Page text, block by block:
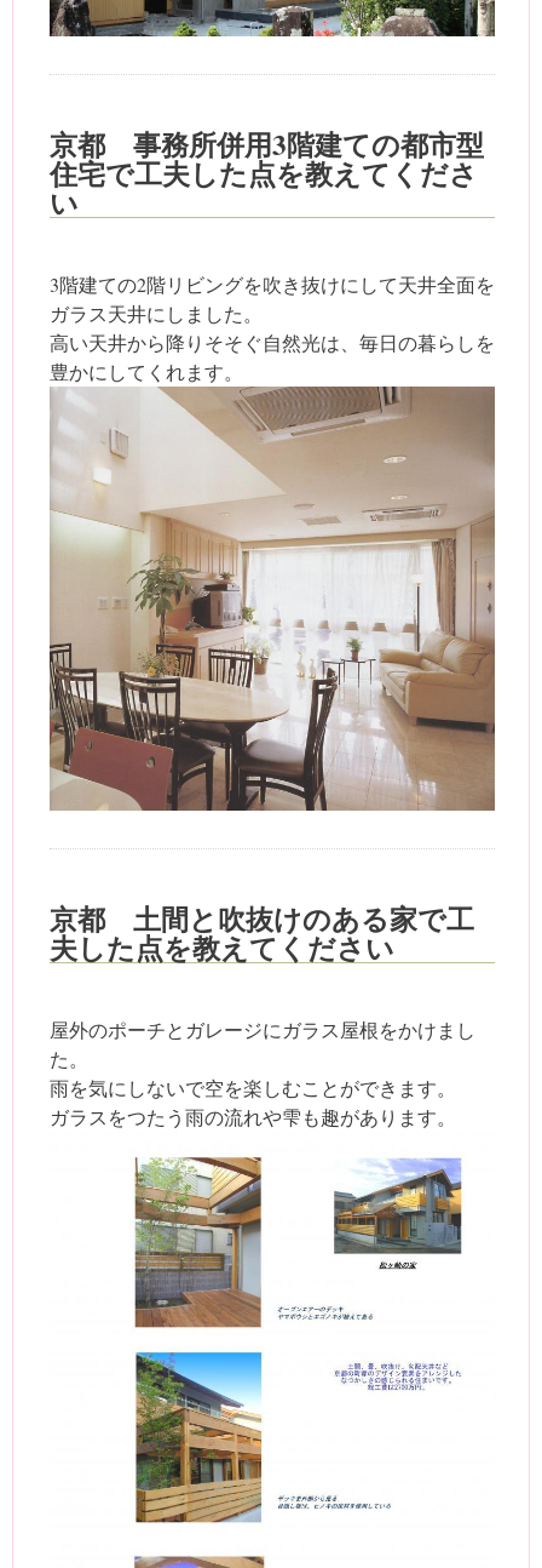
京都 事務所併用3階建ての都市型
住宅で工夫した点を教えてくださ
い
3階建ての2階リビングを吹き抜けにして天井全面を
ガラス天井にしました。
高い天井から降りそそぐ自然光は、毎日の暮らしを
豊かにしてくれます。
京都 土間と吹抜けのある家で工
夫した点を教えてください
屋外のポーチとガレージにガラス屋根をかけまし
た。
雨を気にしないで空を楽しむことができます。
ガラスをつたう雨の流れや雫も趣があります。